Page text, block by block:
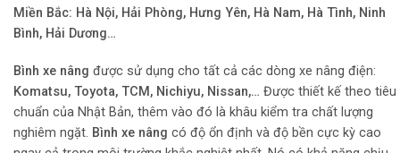
Miền Bắc: Hà Nội, Hải Phòng, Hưng Yên, Hà Nam, Hà Tình, Ninh
Bình, Hải Dương…
Bình xe nâng được sử dụng cho tất cả các dòng xe nâng điện:
Komatsu, Toyota, TCM, Nichiyu, Nissan,… Được thiết kế theo tiêu
chuẩn của Nhật Bản, thêm vào đó là khâu kiểm tra chất lượng
nghiêm ngặt. Bình xe nâng có độ ổn định và độ bền cực kỳ cao